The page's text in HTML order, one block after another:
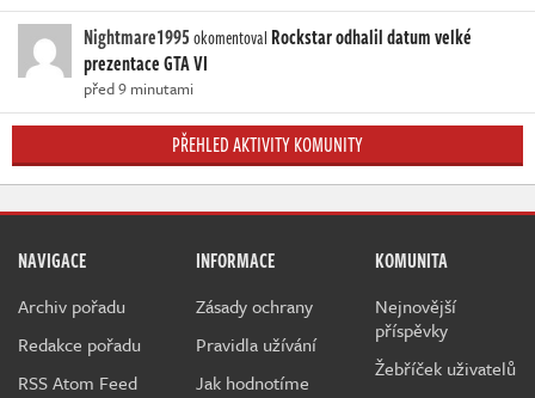
Nightmare1995okomentoval Rockstar odhalil datum velké
prezentace GTA VI
před 9 minutami
PŘEHLED AKTIVITY KOMUNITY
NAVIGACE
Archiv pořadu
Redakce pořadu
RSS Atom Feed
INFORMACE
Zásady ochrany
Pravidla užívání
Jak hodnotíme
KOMUNITA
Nejnovější
příspěvky
Žebříček uživatelů